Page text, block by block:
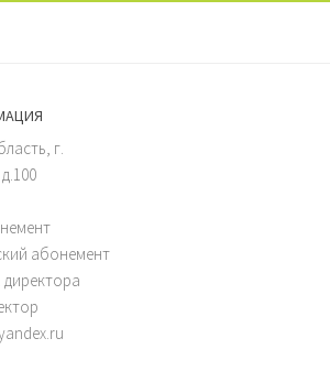
г.
абонемент
директора